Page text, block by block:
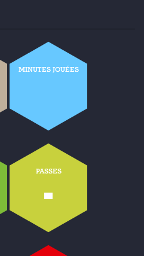
MINUTES JOUÉES
PASSES
-